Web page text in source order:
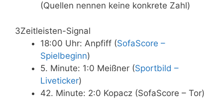
(Quellen nennen keine konkrete Zahl)
3Zeitleisten-Signal
18:00 Uhr: Anpfiff (SofaScore –
Spielbeginn)
5. Minute: 1:0 Meißner (Sportbild –
Liveticker)
42. Minute: 2:0 Kopacz (SofaScore – Tor)